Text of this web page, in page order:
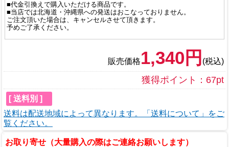
■代金引換えで購入いただける商品です。
■当店では北海道・沖縄県への発送はおこなっておりません。
ご注文頂いた場合は、キャンセルさせて頂きます。
予めご了承ください。
販売価格1,340円 (税込)
獲得ポイント：67pt
[ 送料別 ]
送料は配送地域によって異なります。「送料について」をご
覧ください。
お取り寄せ（大量購入の際はご連絡お願いします）